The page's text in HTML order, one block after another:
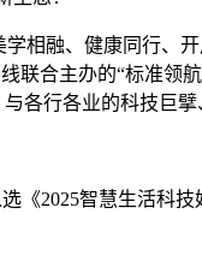
相融、健康同行、
合主办的“标准领
各行各业的科技巨擘
《2025智慧生活科